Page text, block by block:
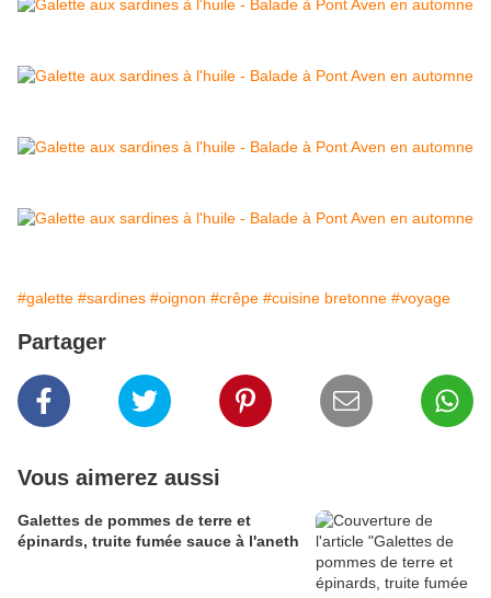
#galette #sardines #oignon #crêpe #cuisine bretonne #voyage
Partager
Vous aimerez aussi
Galettes de pommes de terre et
épinards, truite fumée sauce à l'aneth